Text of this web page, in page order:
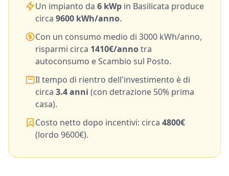
Un impianto da 6 kWp in Basilicata produce
circa 9600 kWh/anno.
Con un consumo medio di 3000 kWh/anno,
risparmi circa 1410€/annotra
autoconsumo e Scambio sul Posto.
Il tempo di rientro dell'investimento è di
circa 3.4anni (con detrazione 50% prima
casa).
Costo netto dopo incentivi: circa 4800€
(lordo 9600€).